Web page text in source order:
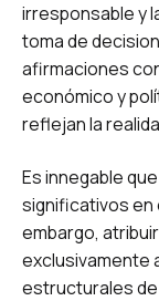
irresponsable y
toma de
afirmaciones
económico y
reflejan la
Es innegable
significativos en
embargo,
exclusivamente
estructurales de